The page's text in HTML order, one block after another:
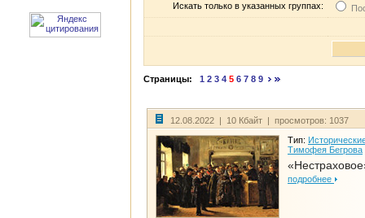
Искать только в указанных группах:
Страницы: 1 2 3 4 5 6 7 8 9
12.08.2022 | 10 Кбайт | просмотров: 1037
Тип:
Тимофея Бегрова
подробнее